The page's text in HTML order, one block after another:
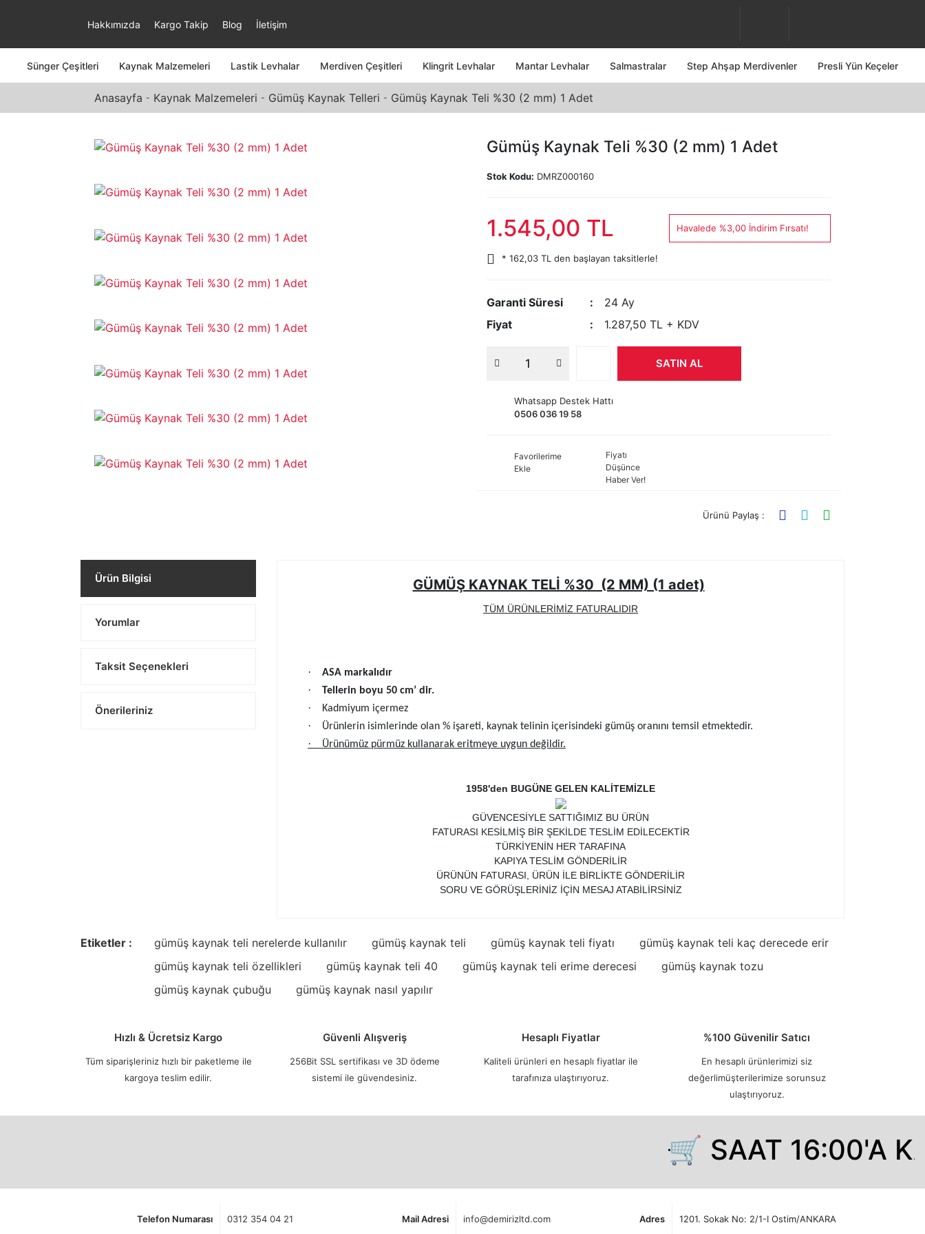
Hakkımızda Kargo Takip Blog İletişim
Sünger Çeşitleri Kaynak Malzemeleri Lastik Levhalar Merdiven Çeşitleri Klingrit Levhalar Mantar Levhalar Salmastralar Step Ahşap Merdivenler Presli Yün Keçeler
Anasayfa Kaynak Malzemeleri Gümüş Kaynak Telleri Gümüş Kaynak Teli %30 (2 mm) 1 Adet
Gümüş Kaynak Teli %30 (2 mm) 1 Adet
Stok Kodu: DMRZ000160
1.545,00 TL Havalede %3,00 İndirim Fırsatı!
* 162,03 TL den başlayan taksitlerle!
Garanti Süresi
24 Ay
Fiyat
1.287,50 TL + KDV
SATIN AL
Whatsapp Destek Hattı
0506 036 19 58
Favorilerime
Ekle
Fiyatı
Düşünce
Haber Ver!
Ürünü Paylaş :
Ürün Bilgisi
Yorumlar
Taksit Seçenekleri
Önerileriniz
GÜMÜŞ KAYNAK TELİ %30 (2 MM) (1 adet)
TÜM ÜRÜNLERİMİZ FATURALIDIR
· ASA markalıdır
· Tellerin boyu 50 cm’ dir.
· Kadmiyum içermez
· Ürünlerin isimlerinde olan % işareti, kaynak telinin içerisindeki gümüş oranını temsil etmektedir.
· Ürünümüz pürmüz kullanarak eritmeye uygun değildir.
1958'den BUGÜNE GELEN KALİTEMİZLE
GÜVENCESİYLE SATTIĞIMIZ BU ÜRÜN
FATURASI KESİLMİŞ BİR ŞEKİLDE TESLİM EDİLECEKTİR
TÜRKİYENİN HER TARAFINA
KAPIYA TESLİM GÖNDERİLİR
ÜRÜNÜN FATURASI, ÜRÜN İLE BİRLİKTE GÖNDERİLİR
SORU VE GÖRÜŞLERİNİZ İÇİN MESAJ ATABİLİRSİNİZ
Etiketler : gümüş kaynak teli nerelerde kullanılır gümüş kaynak teli gümüş kaynak teli fiyatı
gümüş kaynak teli kaç derecede erir
gümüş kaynak teli özellikleri
gümüş kaynak teli 40 gümüş kaynak teli erime derecesi
gümüş kaynak tozu
gümüş kaynak çubuğu
gümüş kaynak nasıl yapılır
Hızlı & Ücretsiz Kargo
Tüm siparişleriniz hızlı bir paketleme ile
kargoya teslim edilir.
Güvenli Alışveriş
256Bit SSL sertifikası ve 3D ödeme
sistemi ile güvendesiniz.
Hesaplı Fiyatlar
Kaliteli ürünleri en hesaplı fiyatlar ile
tarafınıza ulaştırıyoruz.
%100 Güvenilir Satıcı
En hesaplı ürünlerimizi siz
değerlimüşterilerimize sorunsuz
ulaştırıyoruz.
🛒 SAAT 16:00'A
Telefon Numarası 0312 354 04 21 Mail Adresi info@demirizltd.com Adres 1201. Sokak No: 2/1-I Ostim/ANKARA